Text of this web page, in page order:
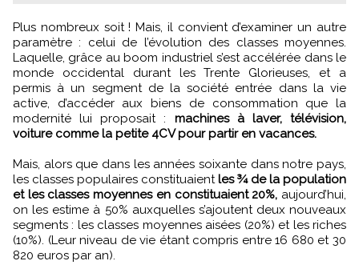
Plus nombreux soit ! Mais, il convient d’examiner un autre
paramètre : celui de l’évolution des classes moyennes.
Laquelle, grâce au boom industriel s’est accélérée dans le
monde occidental durant les Trente Glorieuses, et a
permis à un segment de la société entrée dans la vie
active, d’accéder aux biens de consommation que la
modernité lui proposait : machines à laver, télévision,
voiture comme la petite 4CV pour partir en vacances.
Mais, alors que dans les années soixante dans notre pays,
les classes populaires constituaient les ¾ de la population
et les classes moyennes en constituaient 20%, aujourd’hui,
on les estime à 50% auxquelles s’ajoutent deux nouveaux
segments : les classes moyennes aisées (20%) et les riches
(10%). (Leur niveau de vie étant compris entre 16 680 et 30
820 euros par an).